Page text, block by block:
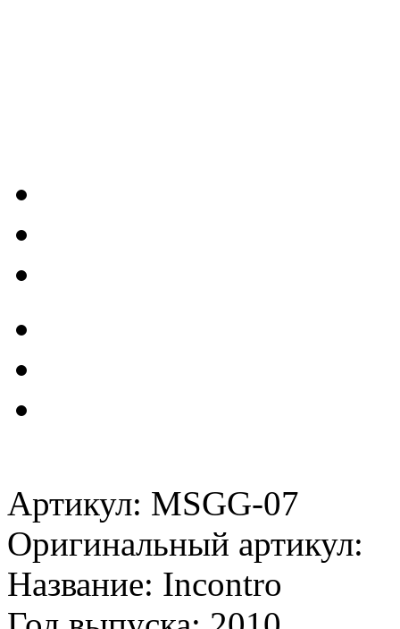
Артикул: MSGG-07
Оригинальный артикул:
Название: Incontro